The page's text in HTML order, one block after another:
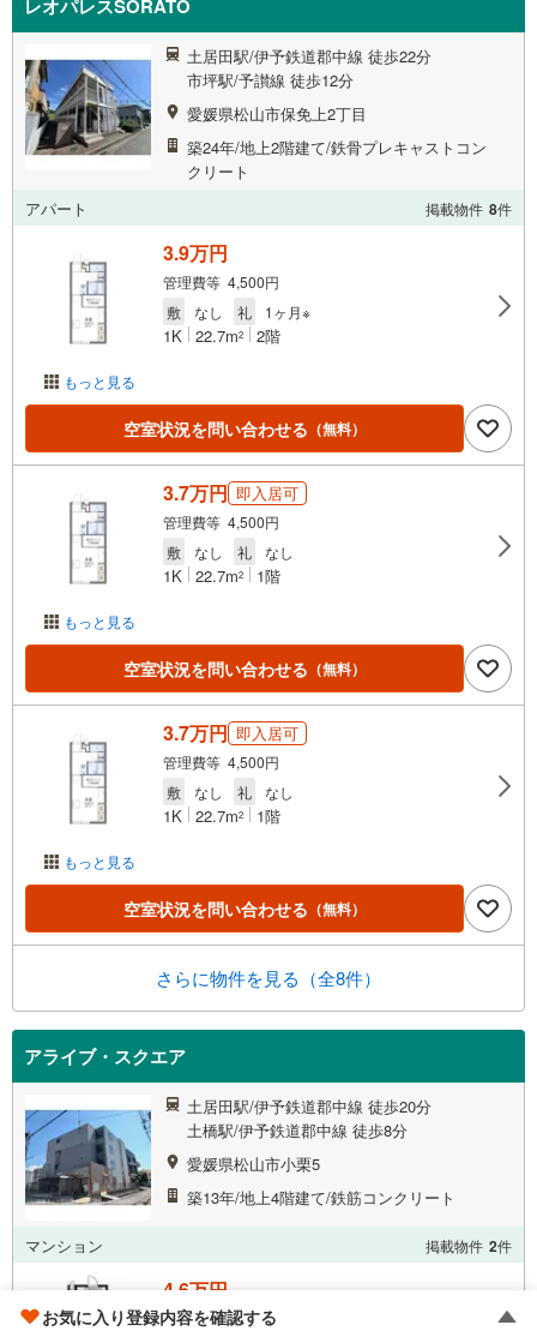
レオパレスSORATO
土居田駅/伊予鉄道郡中線 徒歩22分
市坪駅/予讃線 徒歩12分
愛媛県松山市保免上2丁目
築24年/地上2階建て/鉄骨プレキャストコン
クリート
アパート
掲載物件 8件
もっと見る
3.9万円
管理費等 4,500円
敷
なし 礼 1ヶ月※
1K 22.7m2 2階
空室状況を問い合わせる （無料）
もっと見る
3.7万円 即入居可
管理費等 4,500円
敷
なし 礼 なし
1K 22.7m2 1階
空室状況を問い合わせる （無料）
もっと見る
3.7万円 即入居可
管理費等 4,500円
敷
なし 礼 なし
1K 22.7m2 1階
空室状況を問い合わせる （無料）
さらに物件を見る（全8件）
アライブ・スクエア
土居田駅/伊予鉄道郡中線 徒歩20分
土橋駅/伊予鉄道郡中線 徒歩8分
愛媛県松山市小栗5
築13年/地上4階建て/鉄筋コンクリート
マンション 掲載物件 2件
4.6万円
管理費等 4,600円
お気に入り登録内容を確認する